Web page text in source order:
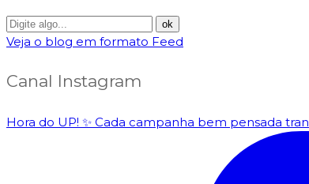
Veja o blog em formato Feed
Canal Instagram
Hora do UP! ✨️ Cada campanha bem pensada tran